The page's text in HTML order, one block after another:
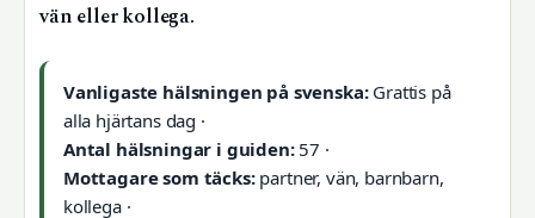
vän eller kollega.
Vanligaste hälsningen på svenska:Grattis på
alla hjärtans dag ·
Antal hälsningar i guiden:57 ·
Mottagare som täcks:partner, vän, barnbarn,
kollega ·